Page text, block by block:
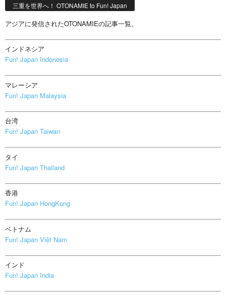
三重を世界へ！ OTONAMIE to Fun! Japan
アジアに発信されたOTONAMIEの記事一覧。
インドネシア
Fun! Japan Indonesia
マレーシア
Fun! Japan Malaysia
台湾
Fun! Japan Taiwan
タイ
Fun! Japan Thailand
香港
Fun! Japan HongKong
ベトナム
Fun! Japan Việt Nam
インド
Fun! Japan India